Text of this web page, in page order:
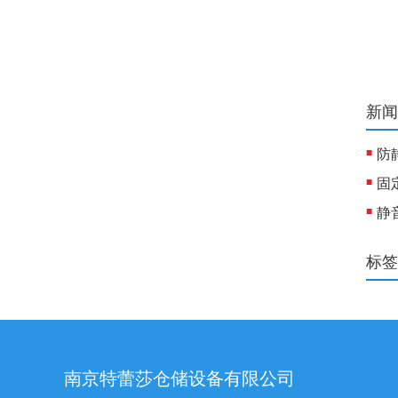
新
标签
南京特蕾莎仓储设备有限公司